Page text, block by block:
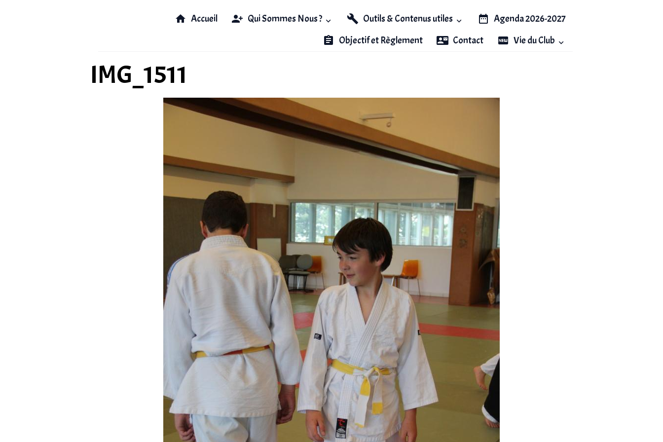
Accueil Qui Sommes Nous ? Outils & Contenus utiles
Agenda 2026-2027
Objectif et Règlement
Contact Vie du Club
IMG_1511